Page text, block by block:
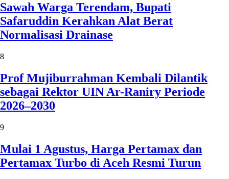
Sawah Warga Terendam, Bupati
Safaruddin Kerahkan Alat Berat
Normalisasi Drainase
8
Prof Mujiburrahman Kembali Dilantik
sebagai Rektor UIN Ar-Raniry Periode
2026–2030
9
Mulai 1 Agustus, Harga Pertamax dan
Pertamax Turbo di Aceh Resmi Turun